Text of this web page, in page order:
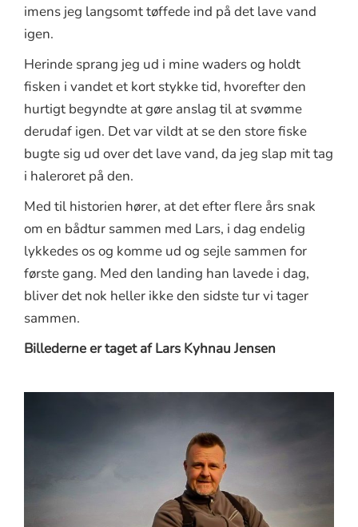
imens jeg langsomt tøffede ind på det lave vand
igen.
Herinde sprang jeg ud i mine waders og holdt
fisken i vandet et kort stykke tid, hvorefter den
hurtigt begyndte at gøre anslag til at svømme
derudaf igen. Det var vildt at se den store fiske
bugte sig ud over det lave vand, da jeg slap mit tag
i haleroret på den.
Med til historien hører, at det efter flere års snak
om en bådtur sammen med Lars, i dag endelig
lykkedes os og komme ud og sejle sammen for
første gang. Med den landing han lavede i dag,
bliver det nok heller ikke den sidste tur vi tager
sammen.
Billederne er taget af Lars Kyhnau Jensen